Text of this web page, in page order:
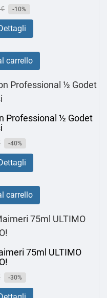
-10%
carrello
Professional ½ Godet
-40%
carrello
75ml ULTIMO
-30%